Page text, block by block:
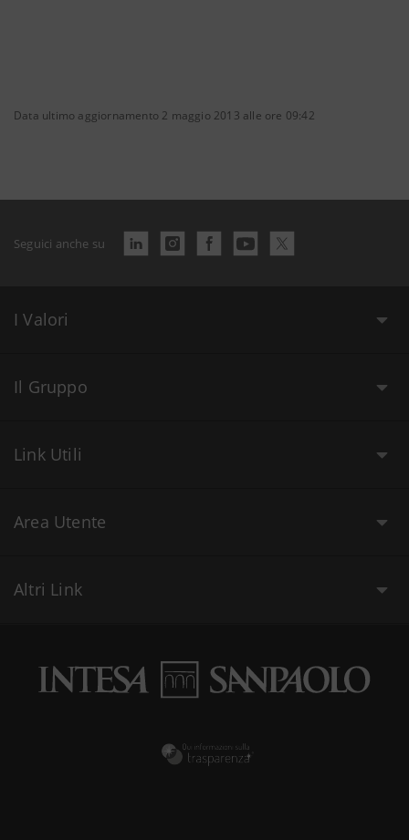
Data ultimo aggiornamento 2 maggio 2013 alle ore 09:42
Seguici anche su
I Valori
Il Gruppo
Link Utili
Area Utente
Altri Link